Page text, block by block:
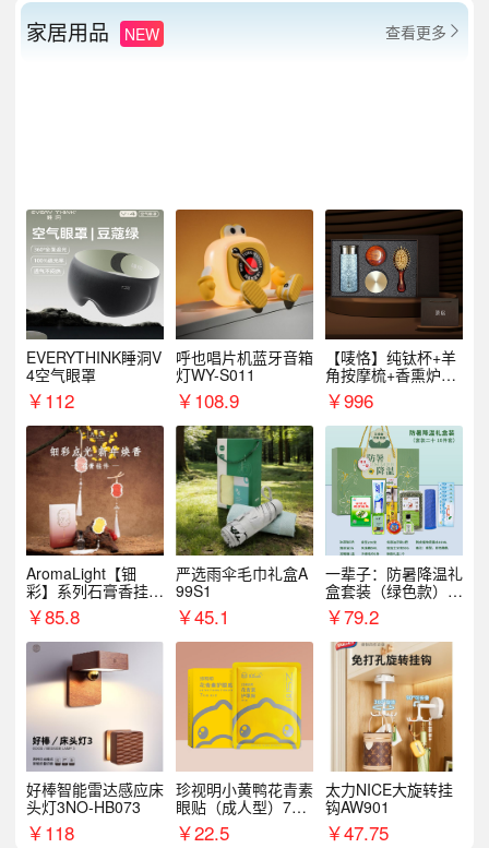
家居用品 NEW 查看更多 
EVERYTHINK睡洞V
4空气眼罩
￥112
呼也唱片机蓝牙音箱
灯WY-S011
￥108.9
【唛恪】纯钛杯+羊
角按摩梳+香熏炉
+气垫梳
￥996
AromaLight【钿
彩】系列石膏香挂
（代发香味随机）
￥85.8
严选雨伞毛巾礼盒A
99S1
￥45.1
一辈子：防暑降温礼
盒套装（绿色款）支
持自由搭配
￥79.2
好棒智能雷达感应床
头灯3NO-HB073
￥118
珍视明小黄鸭花青素
眼贴（成人型）7对/
盒
￥22.5
太力NICE大旋转挂
钩AW901
￥47.75